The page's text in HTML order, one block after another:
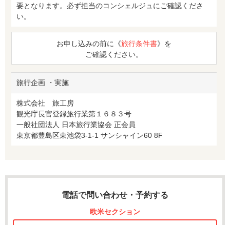
要となります。必ず担当のコンシェルジュにご確認くださ
い。
お申し込みの前に《旅行条件書》を
ご確認ください。
旅行企画 ・実施
株式会社 旅工房
観光庁長官登録旅行業第１６８３号
一般社団法人 日本旅行業協会 正会員
東京都豊島区東池袋3-1-1 サンシャイン60 8F
電話で問い合わせ・予約する
欧米セクション